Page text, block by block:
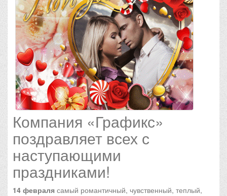
Компания «Графикс»
поздравляет всех с
наступающими
праздниками!
14 февраля самый романтичный, чувственный, теплый,